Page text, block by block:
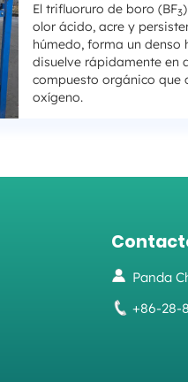
El trifluoruro de boro (BF3
olor ácido, acre y
húmedo, forma un denso
disuelve rápidamente en
compuesto orgánico que
oxígeno.
Panda
+86-28-